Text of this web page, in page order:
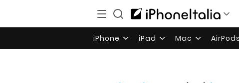
iPhone iPad Mac AirPods